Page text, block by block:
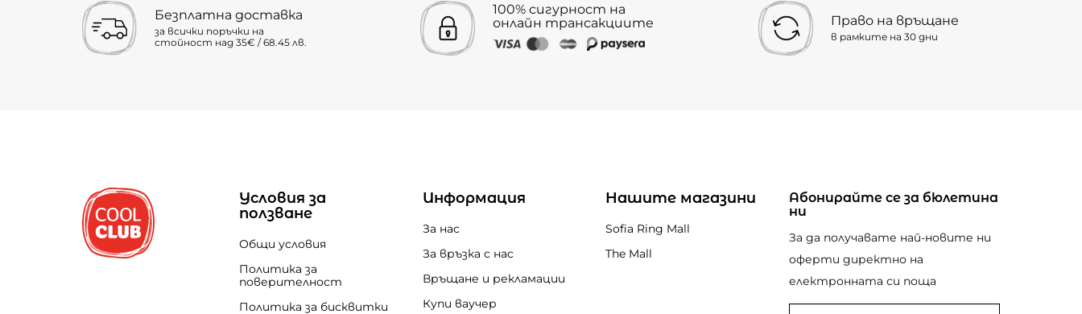
Безплатна доставка
за всички поръчки на
стойност над 35€ / 68.45 лв.
100% сигурност на
онлайн трансакциите
Право на връщане
в рамките на 30 дни
Условия за
ползване
Общи условия
Политика за
поверителност
Политика за бисквитки
Информация
За нас
За връзка с нас
Връщане и рекламации
Купи ваучер
Нашите магазини
Sofia Ring Mall
The Mall
Абонирайте се за бюлетина
ни
За да получавате най-новите ни
оферти директно на
електронната си поща